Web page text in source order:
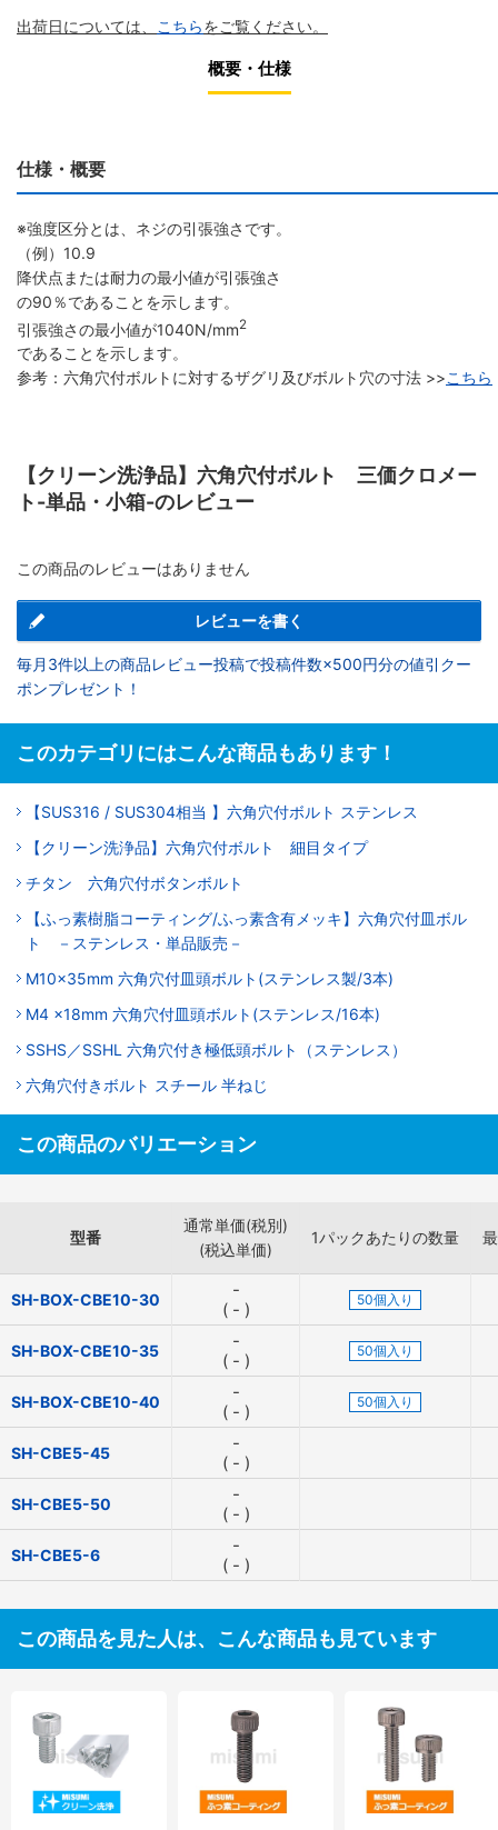
出荷日については、 こちらをご覧ください。
概要・仕様
仕様・概要
※強度区分とは、ネジの引張強さです。
（例）10.9
降伏点または耐力の最小値が引張強さ
の90％であることを示します。
引張強さの最小値が1040N/mm2
であることを示します。
参考：六角穴付ボルトに対するザグリ及びボルト穴の寸法 >>こちら
【クリーン洗浄品】六角穴付ボルト 三価クロメー
ト-単品・小箱-のレビュー
この商品のレビューはありません
レビューを書く
毎月3件以上の商品レビュー投稿で投稿件数×500円分の値引クー
ポンプレゼント！
このカテゴリにはこんな商品もあります！
【SUS316 / SUS304相当 】六角穴付ボルト ステンレス
【クリーン洗浄品】六角穴付ボルト 細目タイプ
チタン 六角穴付ボタンボルト
【ふっ素樹脂コーティング/ふっ素含有メッキ】六角穴付皿ボル
ト －ステンレス・単品販売－
M10x35mm 六角穴付皿頭ボルト(ステンレス製/3本)
M4 x18mm 六角穴付皿頭ボルト(ステンレス/16本)
SSHS／SSHL 六角穴付き極低頭ボルト（ステンレス）
六角穴付きボルト スチール 半ねじ
この商品のバリエーション
型番
通常単価(税別)
(税込単価)
1パックあたりの数量
SH-BOX-CBE10-30
-
( - ) 50個入り
SH-BOX-CBE10-35
-
( - ) 50個入り
SH-BOX-CBE10-40
-
( - ) 50個入り
SH-CBE5-45
-
( - )
SH-CBE5-50
-
( - )
SH-CBE5-6
-
( - )
この商品を見た人は、こんな商品も見ています